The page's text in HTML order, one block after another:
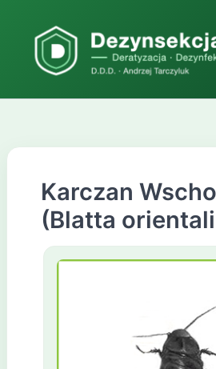
Karczan
(Blatta